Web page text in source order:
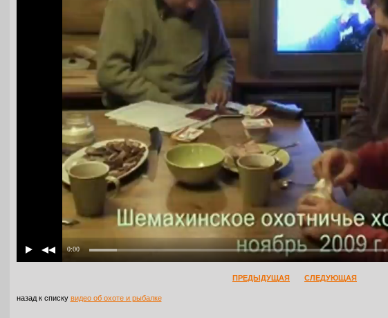
0:00
ПРЕДЫДУЩАЯ СЛЕДУЮЩАЯ
назад к списку видео об охоте и рыбалке